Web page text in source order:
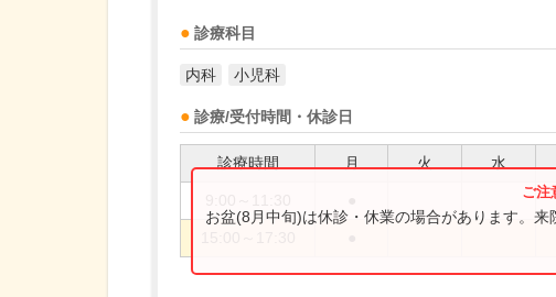
診療科目
内科 小児科
診療/受付時間・休診日
診療時間 月 火 水
お盆(8月中旬)は休診・休業の場合があります。来